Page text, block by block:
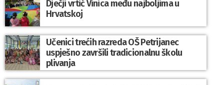
Dječji vrtić Vinica među najboljima u
Hrvatskoj
Učenici trećih razreda OŠ Petrijanec
uspješno završili tradicionalnu školu
plivanja